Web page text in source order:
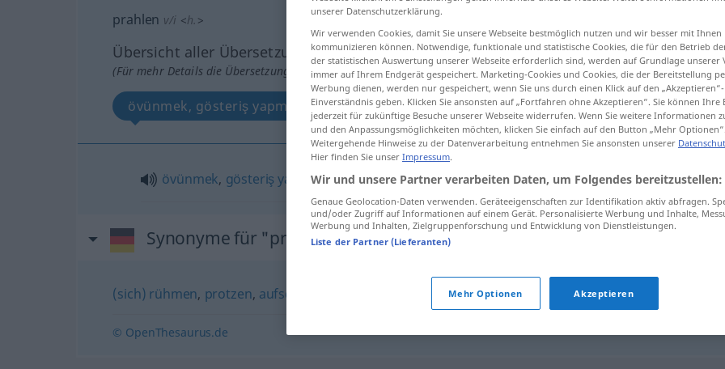
prahlen v/i <h. >
Übersicht aller Übersetzungen
(Für mehr Details die Übersetzung anklicken/antippen)
övünmek, gösteriş yapmak
övünmek, gösteriş yapmak ( mit etwas -LE) prahlen
Synonyme für "prahlen"
(sich) rühmen, protzen, aufschneiden (mächtig) angeben,(sich) brüsten (mit)
© OpenThesaurus.de
unserer Datenschutzerklärung.
Wir verwenden Cookies, damit Sie unsere Webseite bestmöglich nutzen und wir besser mit Ihnen
kommunizieren können. Notwendige, funktionale und statistische Cookies, die für den Betrieb
der statistischen Auswertung unserer Webseite erforderlich sind, werden auf Grundlage unserer
immer auf Ihrem Endgerät gespeichert. Marketing-Cookies und Cookies, die der Bereitstellung
Werbung dienen, werden nur gespeichert, wenn Sie uns durch einen Klick auf den
Einverständnis geben. Klicken Sie ansonsten auf „Fortfahren ohne Akzeptieren“. Sie können
jederzeit für zukünftige Besuche unserer Webseite widerrufen. Wenn Sie weitere Informationen
und den Anpassungsmöglichkeiten möchten, klicken Sie einfach auf den Button „Mehr
Weitergehende Hinweise zu der Datenverarbeitung entnehmen Sie ansonsten unserer
Hier finden Sie unser Impressum.
Wir und unsere Partner verarbeiten Daten, um Folgendes bereitzustellen:
Genaue Geolocation-Daten verwenden. Geräteeigenschaften zur Identifikation aktiv abfragen.
und/oder Zugriff auf Informationen auf einem Gerät. Personalisierte Werbung und Inhalte,
Werbung und Inhalten, Zielgruppenforschung und Entwicklung von Dienstleistungen.
Liste der Partner (Lieferanten)
Mehr Optionen Akzeptieren